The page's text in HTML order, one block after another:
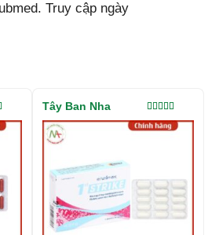
Truy cập ngày
Được xếp
hạng4.00
Tây Ban Nha